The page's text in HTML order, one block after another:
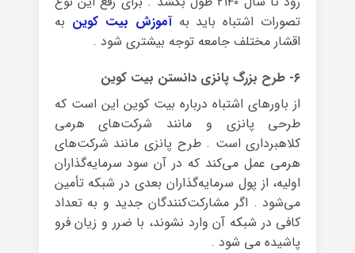
تصورات اشتباه باید بهآموزش بیت کوین به
اقشار مختلف جامعه توجه بیشتری شود .
۶- طرح بزرگ پانزی دانستن بیت کوین
از باورهای اشتباه درباره بیت کوین این است که
طرحی پانزی و مانند شرکت‌های هرمی
کلاهبرداری است . طرح پانزی مانند شرکت‌های
هرمی عمل می‌کند که در آن سود سرمایه‌گذاران
اولیه، از پول سرمایه‌گذاران بعدی در شبکه تأمین
می‌شود . اگر مشارکت‌کنندگان جدید و به تعداد
کافی در شبکه‌ آن وارد نشوند، با ضرر و زیان فرو
پاشیده می شود .